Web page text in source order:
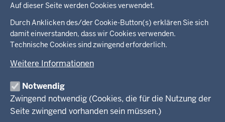
Auf dieser Seite werden Cookies verwendet.
Durch Anklicken des/der Cookie-Button(s) erklären Sie sich
damit einverstanden, dass wir Cookies verwenden.
Technische Cookies sind zwingend erforderlich.
Weitere Informationen
Notwendig
Zwingend notwendig (Cookies, die für die Nutzung der
Seite zwingend vorhanden sein müssen.)
Menü
in
der
Fußzeile
Startseite
Ministerium
Leitung des Hauses
Organisation
Arbeitgeber Ministerium
Rechtsgrundlagen
Kultur
Wissenschaft, Forschung, Lehre und Studium
Presse